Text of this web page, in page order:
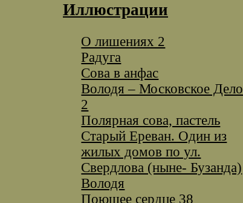
Иллюстрации
O лишениях 2
Радуга
Сова в анфас
Володя – Московское Дело
2
Полярная сова, пастель
Старый Ереван. Один из
жилых домов по ул.
Свердлова (ныне- Бузанда)
Володя
Поющее сердце 38